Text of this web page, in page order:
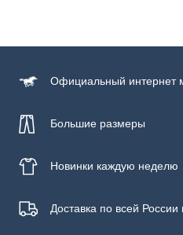
Официальный интернет
Большие размеры
Новинки каждую неделю
Доставка по всей